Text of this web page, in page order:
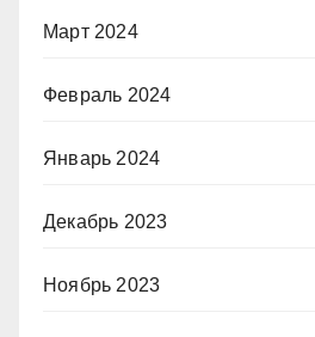
Март 2024
Февраль 2024
Январь 2024
Декабрь 2023
Ноябрь 2023